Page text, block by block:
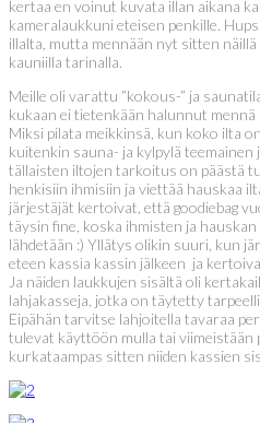
kertaa en voinut kuvata illan aikana
kameralaukkuni eteisen penkille.
illalta, mutta mennään nyt sitten näillä
kauniilla tarinalla.
Meille oli varattu ”kokous-” ja
kukaan ei tietenkään halunnut mennä
Miksi pilata meikkinsä, kun koko ilta
kuitenkin sauna- ja kylpylä
tällaisten iltojen tarkoitus on päästä
henkisiin ihmisiin ja viettää hauskaa
järjestäjät kertoivat, että goodiebag
täysin fine, koska ihmisten ja
lähdetään :) Yllätys olikin suuri, kun
eteen kassia kassin jälkeen ja
Ja näiden laukkujen sisältä oli
lahjakasseja, jotka on täytetty
Eipähän tarvitse lahjoitella tavaraa
tulevat käyttöön mulla tai viimeistään
kurkataampas sitten niiden kassien